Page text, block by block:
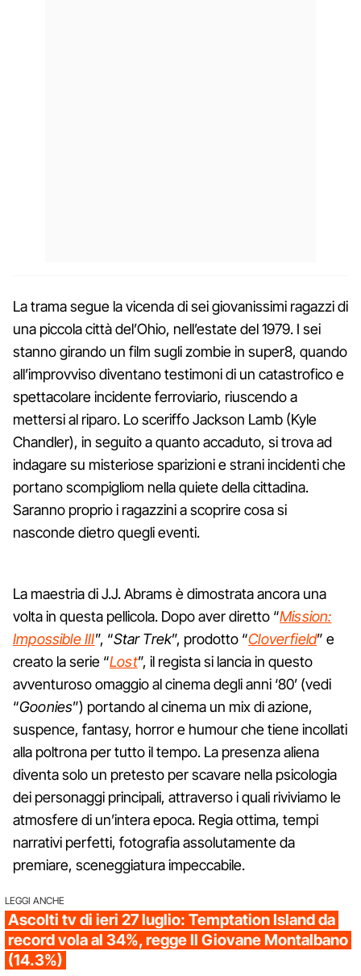
La trama segue la vicenda di sei giovanissimi ragazzi di
una piccola città del’Ohio, nell’estate del 1979. I sei
stanno girando un film sugli zombie in super8, quando
all’improvviso diventano testimoni di un catastrofico e
spettacolare incidente ferroviario, riuscendo a
mettersi al riparo. Lo sceriffo Jackson Lamb (Kyle
Chandler), in seguito a quanto accaduto, si trova ad
indagare su misteriose sparizioni e strani incidenti che
portano scompigliom nella quiete della cittadina.
Saranno proprio i ragazzini a scoprire cosa si
nasconde dietro quegli eventi.
La maestria di J.J. Abrams è dimostrata ancora una
volta in questa pellicola. Dopo aver diretto “Mission:
Impossible III”, “Star Trek”, prodotto “Cloverfield” e
creato la serie “Lost”, il regista si lancia in questo
avventuroso omaggio al cinema degli anni ‘80’ (vedi
“Goonies”) portando al cinema un mix di azione,
suspence, fantasy, horror e humour che tiene incollati
alla poltrona per tutto il tempo. La presenza aliena
diventa solo un pretesto per scavare nella psicologia
dei personaggi principali, attraverso i quali riviviamo le
atmosfere di un’intera epoca. Regia ottima, tempi
narrativi perfetti, fotografia assolutamente da
premiare, sceneggiatura impeccabile.
LEGGI ANCHE
Ascolti tv di ieri 27 luglio: Temptation Island da
record vola al 34%, regge Il Giovane Montalbano
(14.3%)